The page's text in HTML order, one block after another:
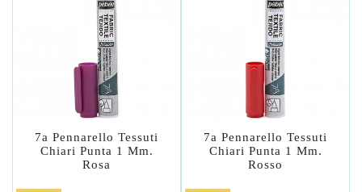
7a Pennarello Tessuti
Chiari Punta 1 Mm.
Rosa
7a Pennarello Tessuti
Chiari Punta 1 Mm.
Rosso